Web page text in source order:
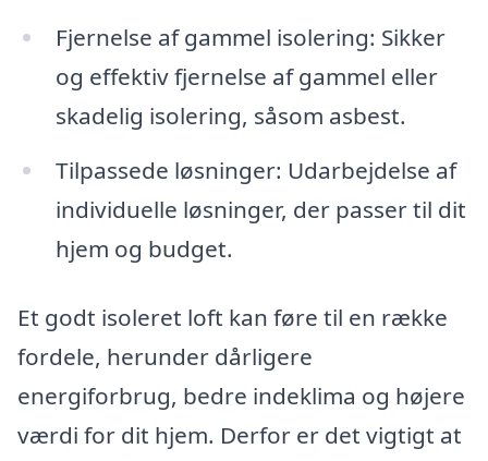
Fjernelse af gammel isolering: Sikker
og effektiv fjernelse af gammel eller
skadelig isolering, såsom asbest.
Tilpassede løsninger: Udarbejdelse af
individuelle løsninger, der passer til dit
hjem og budget.
Et godt isoleret loft kan føre til en række
fordele, herunder dårligere
energiforbrug, bedre indeklima og højere
værdi for dit hjem. Derfor er det vigtigt at